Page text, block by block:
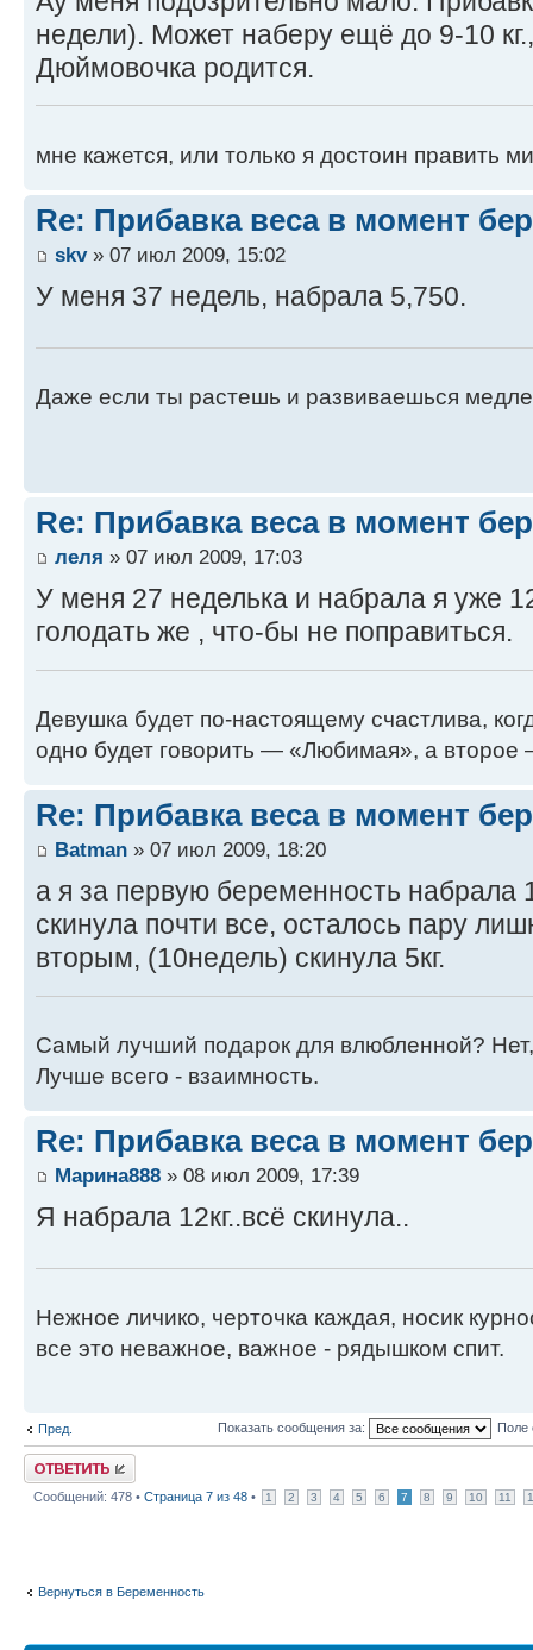
недели). Может наберу ещё до 9-10
Дюймовочка родится.
мне кажется, или только я достоин править
Re: Прибавка веса в момент
skv» 07 июл 2009, 15:02
У меня 37 недель, набрала 5,750.
Даже если ты растешь и развиваешься
Re: Прибавка веса в момент
леля » 07 июл 2009, 17:03
У меня 27 неделька и набрала я уже
голодать же , что-бы не поправиться.
Девушка будет по-настоящему счастлива,
одно будет говорить — «Любимая», а
Re: Прибавка веса в момент
Batman » 07 июл 2009, 18:20
а я за первую беременность набрала
скинула почти все, осталось пару
вторым, (10недель) скинула 5кг.
Самый лучший подарок для влюбленной?
Лучше всего - взаимность.
Re: Прибавка веса в момент
Марина888 » 08 июл 2009, 17:39
Я набрала 12кг..всё скинула..
Нежное личико, черточка каждая, носик
все это неважное, важное - рядышком спит.
Пред. Показать сообщения за: Поле
Ответить
Сообщений: 478 • Страница 7 из 48 • 1 2 3 4 5 6 7 8 9 10 11
Вернуться в Беременность